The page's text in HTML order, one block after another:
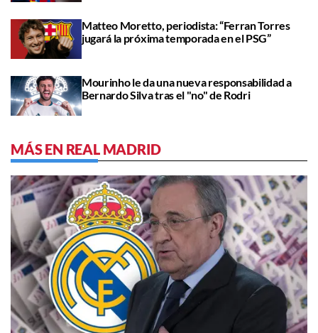
Matteo Moretto, periodista: “Ferran Torres
jugará la próxima temporada en el PSG”
Mourinho le da una nueva responsabilidad a
Bernardo Silva tras el "no" de Rodri
MÁS EN REAL MADRID